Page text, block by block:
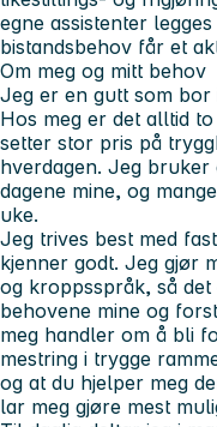
egne assistenter
bistandsbehov får et
Om meg og mitt behov
Jeg er en gutt som
Hos meg er det alltid
setter stor pris på
hverdagen. Jeg
dagene mine, og
uke.
Jeg trives best med
kjenner godt. Jeg gjør
og kroppsspråk, så
behovene mine og
meg handler om å bli
mestring i trygge
og at du hjelper meg
lar meg gjøre mest